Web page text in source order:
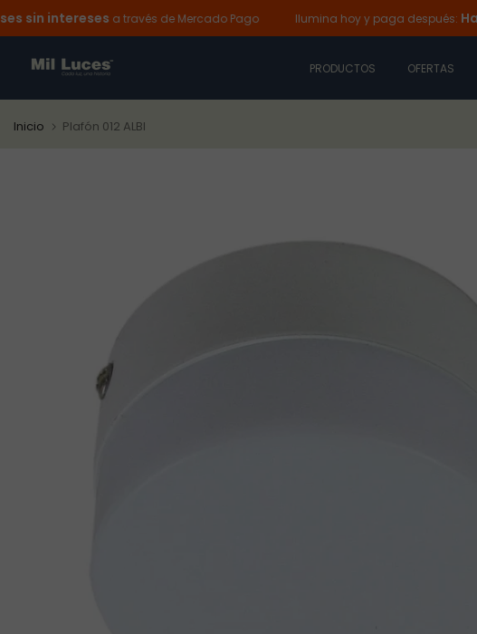
Ir
al
contenido
interesesa través de Mercado Pago Ilumina hoy y paga después:Hasta
PRODUCTOS OFERTAS
Inicio Plafón 012 ALBI